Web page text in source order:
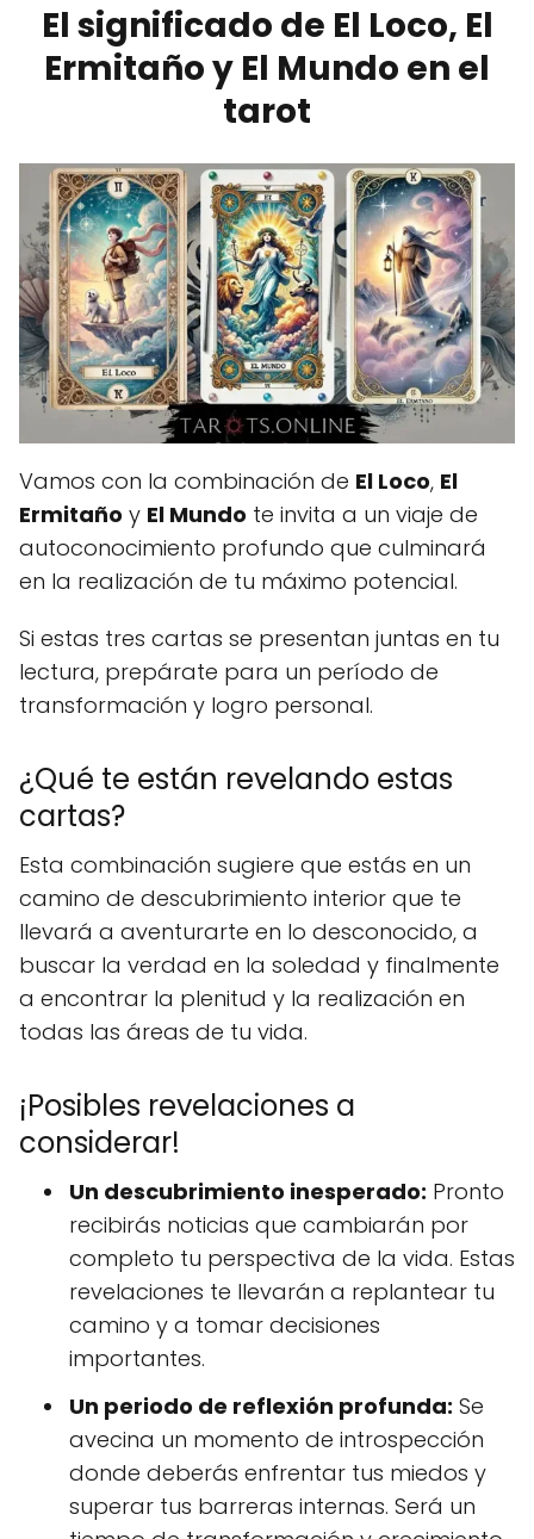
El significado de El Loco, El
Ermitaño y El Mundo en el
tarot
Vamos con la combinación de El Loco, El
Ermitaño y El Mundo te invita a un viaje de
autoconocimiento profundo que culminará
en la realización de tu máximo potencial.
Si estas tres cartas se presentan juntas en tu
lectura, prepárate para un período de
transformación y logro personal.
¿Qué te están revelando estas
cartas?
Esta combinación sugiere que estás en un
camino de descubrimiento interior que te
llevará a aventurarte en lo desconocido, a
buscar la verdad en la soledad y finalmente
a encontrar la plenitud y la realización en
todas las áreas de tu vida.
¡Posibles revelaciones a
considerar!
Un descubrimiento inesperado: Pronto
recibirás noticias que cambiarán por
completo tu perspectiva de la vida. Estas
revelaciones te llevarán a replantear tu
camino y a tomar decisiones
importantes.
Un periodo de reflexión profunda: Se
avecina un momento de introspección
donde deberás enfrentar tus miedos y
superar tus barreras internas. Será un